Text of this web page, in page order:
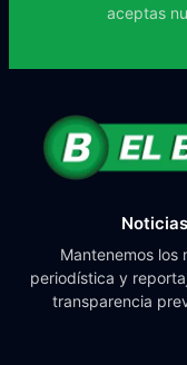
aceptas
Mantenemos los
periodística y
transparencia